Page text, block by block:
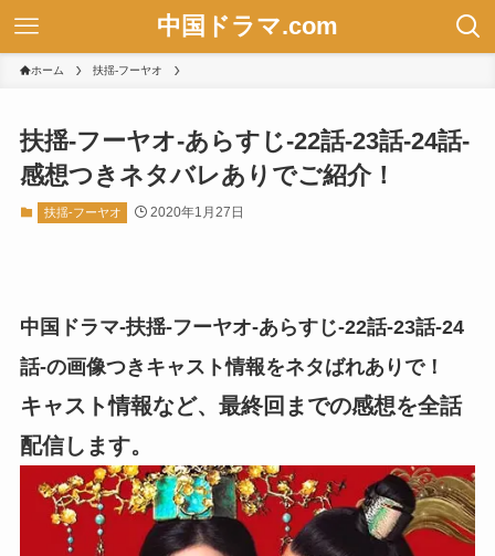
中国ドラマ.com
ホーム 扶揺-フーヤオ
扶揺-フーヤオ-あらすじ-22話-23話-24話-
感想つきネタバレありでご紹介！
扶揺-フーヤオ 2020年1月27日
中国ドラマ-扶揺-フーヤオ-あらすじ-22話-23話-24
話-の画像つきキャスト情報をネタばれありで！
キャスト情報など、最終回までの感想を全話
配信します。